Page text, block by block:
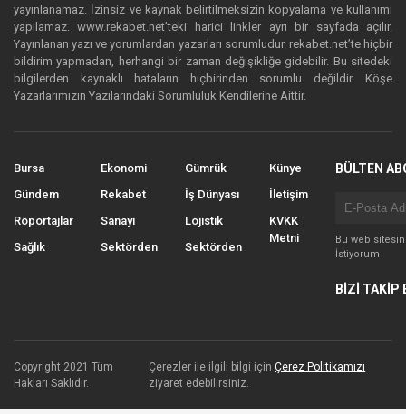
yayınlanamaz. İzinsiz ve kaynak belirtilmeksizin kopyalama ve kullanımı
yapılamaz. www.rekabet.net’teki harici linkler ayrı bir sayfada açılır.
Yayınlanan yazı ve yorumlardan yazarları sorumludur. rekabet.net’te hiçbir
bildirim yapmadan, herhangi bir zaman değişikliğe gidebilir. Bu sitedeki
bilgilerden kaynaklı hataların hiçbirinden sorumlu değildir. Köşe
Yazarlarımızın Yazılarındaki Sorumluluk Kendilerine Aittir.
Bursa
Gündem
Röportajlar
Sağlık
Ekonomi
Rekabet
Sanayi
Sektörden
Gümrük
İş Dünyası
Lojistik
Sektörden
Künye
İletişim
KVKK
Metni
BÜLTEN
Bu web
İstiyorum
BİZİ TAKİP
Copyright 2021 Tüm
Hakları Saklıdır.
Çerezler ile ilgili bilgi içinÇerez Politikamızı
ziyaret edebilirsiniz.